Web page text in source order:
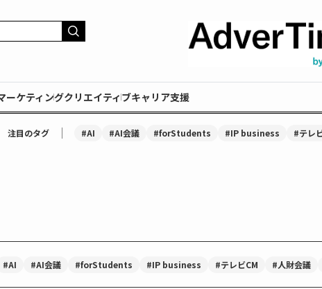
ーケティングクリエイティブキャリア支援
注目のタグ ｜ #AI #AI会議 #forStudents #IP business #テレ
#AI #AI会議 #forStudents #IP business #テレビCM #人財会議